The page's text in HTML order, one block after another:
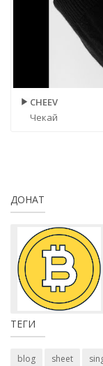
CHEEV
Чекай
ДОНАТ
ТЕГИ
blog sheet